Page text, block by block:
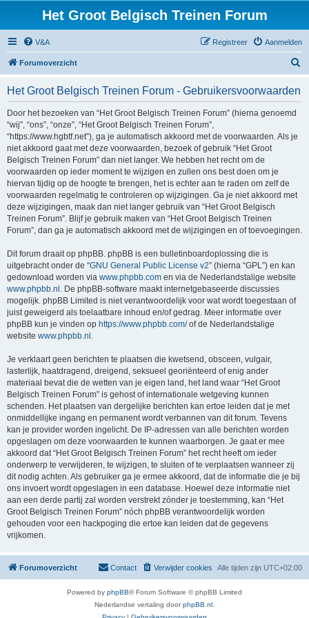
Het Groot Belgisch Treinen Forum
V&A Aanmelden
Registreer
Forumoverzicht
Het Groot Belgisch Treinen Forum - Gebruikersvoorwaarden
Door het bezoeken van “Het Groot Belgisch Treinen Forum” (hierna genoemd
“wij”, “ons”, “onze”, “Het Groot Belgisch Treinen Forum”,
“https://www.hgbtf.net”), ga je automatisch akkoord met de voorwaarden. Als je
niet akkoord gaat met deze voorwaarden, bezoek of gebruik “Het Groot
Belgisch Treinen Forum” dan niet langer. We hebben het recht om de
voorwaarden op ieder moment te wijzigen en zullen ons best doen om je
hiervan tijdig op de hoogte te brengen, het is echter aan te raden om zelf de
voorwaarden regelmatig te controleren op wijzigingen. Ga je niet akkoord met
deze wijzigingen, maak dan niet langer gebruik van “Het Groot Belgisch
Treinen Forum”. Blijf je gebruik maken van “Het Groot Belgisch Treinen
Forum”, dan ga je automatisch akkoord met de wijzigingen en of toevoegingen.
Dit forum draait op phpBB. phpBB is een bulletinboardoplossing die is
uitgebracht onder de “GNU General Public License v2” (hierna “GPL”) en kan
gedownload worden via www.phpbb.com en via de Nederlandstalige website
www.phpbb.nl . De phpBB-software maakt internetgebaseerde discussies
mogelijk. phpBB Limited is niet verantwoordelijk voor wat wordt toegestaan of
juist geweigerd als toelaatbare inhoud en/of gedrag. Meer informatie over
phpBB kun je vinden op https://www.phpbb.com/of de Nederlandstalige
website www.phpbb.nl .
Je verklaart geen berichten te plaatsen die kwetsend, obsceen, vulgair,
lasterlijk, haatdragend, dreigend, seksueel georiënteerd of enig ander
materiaal bevat die de wetten van je eigen land, het land waar “Het Groot
Belgisch Treinen Forum” is gehost of internationale wetgeving kunnen
schenden. Het plaatsen van dergelijke berichten kan ertoe leiden dat je met
onmiddellijke ingang en permanent wordt verbannen van dit forum. Tevens
kan je provider worden ingelicht. De IP-adressen van alle berichten worden
opgeslagen om deze voorwaarden te kunnen waarborgen. Je gaat er mee
akkoord dat “Het Groot Belgisch Treinen Forum” het recht heeft om ieder
onderwerp te verwijderen, te wijzigen, te sluiten of te verplaatsen wanneer zij
dit nodig achten. Als gebruiker ga je ermee akkoord, dat de informatie die je bij
ons invoert wordt opgeslagen in een database. Hoewel deze informatie niet
aan een derde partij zal worden verstrekt zónder je toestemming, kan “Het
Groot Belgisch Treinen Forum” nóch phpBB verantwoordelijk worden
gehouden voor een hackpoging die ertoe kan leiden dat de gegevens
vrijkomen.
Forumoverzicht Alle tijden zijn UTC+02:00
Verwijder cookies
Contact
Powered by phpBB® Forum Software © phpBB Limited
Nederlandse vertaling doorphpBB.nl